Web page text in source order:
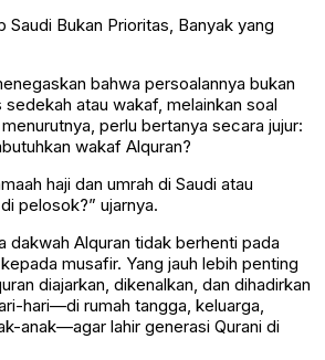
Bukan Prioritas, Banyak yang
bahwa persoalannya bukan
atau wakaf, melainkan soal
perlu bertanya secara jujur:
wakaf Alquran?
haji dan umrah di Saudi atau
pelosok?” ujarnya.
dakwah Alquran tidak berhenti pada
musafir. Yang jauh lebih penting
diajarkan, dikenalkan, dan dihadirkan
hari—di rumah tangga, keluarga,
anak—agar lahir generasi Qurani di